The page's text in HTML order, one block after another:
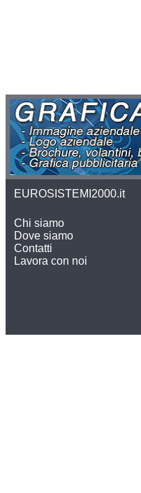
EUROSISTEMI2000.it
Chi siamo
Dove siamo
Contatti
Lavora con noi